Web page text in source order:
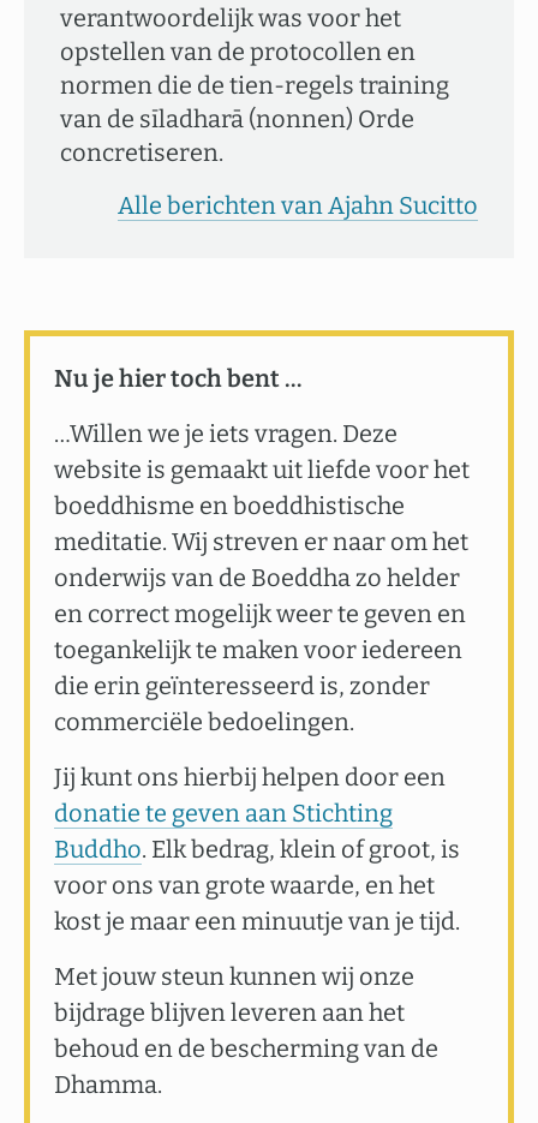
verantwoordelijk was voor het
opstellen van de protocollen en
normen die de tien-regels training
van de sīladharā (nonnen) Orde
concretiseren.
Alle berichten van Ajahn Sucitto
Nu je hier toch bent …
…Willen we je iets vragen. Deze
website is gemaakt uit liefde voor het
boeddhisme en boeddhistische
meditatie. Wij streven er naar om het
onderwijs van de Boeddha zo helder
en correct mogelijk weer te geven en
toegankelijk te maken voor iedereen
die erin geïnteresseerd is, zonder
commerciële bedoelingen.
Jij kunt ons hierbij helpen door een
donatie te geven aan Stichting
Buddho. Elk bedrag, klein of groot, is
voor ons van grote waarde, en het
kost je maar een minuutje van je tijd.
Met jouw steun kunnen wij onze
bijdrage blijven leveren aan het
behoud en de bescherming van de
Dhamma.